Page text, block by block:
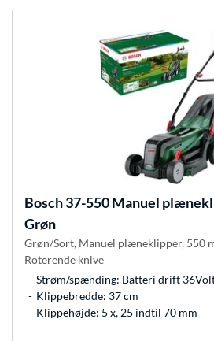
Bosch37-550 Manuel
Grøn
Grøn/Sort, Manuel plæneklipper, 550
Roterende knive
Strøm/spænding: Batteri drift
Klippebredde: 37 cm
Klippehøjde: 5 x, 25 indtil 70 mm